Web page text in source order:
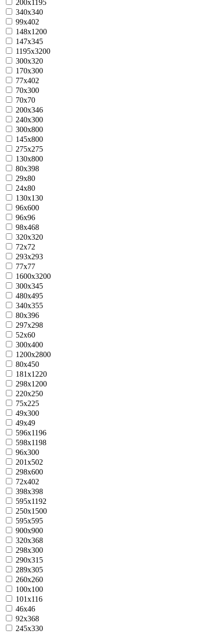
200x1195
340х340
99х402
148х1200
147х345
1195х3200
300x320
170x300
77x402
70x300
70x70
200x346
240x300
300x800
145x800
275x275
130x800
80x398
29x80
24x80
130x130
96x600
96x96
98x468
320x320
72x72
293x293
77x77
1600х3200
300x345
480x495
340x355
80x396
297x298
52x60
300x400
1200х2800
80х450
181х1220
298х1200
220х250
75x225
49x300
49x49
596х1196
598х1198
96x300
201х502
298x600
72x402
398x398
595x1192
250x1500
595x595
900x900
320x368
298x300
290x315
289х305
260x260
100x100
101x116
46x46
92x368
245x330